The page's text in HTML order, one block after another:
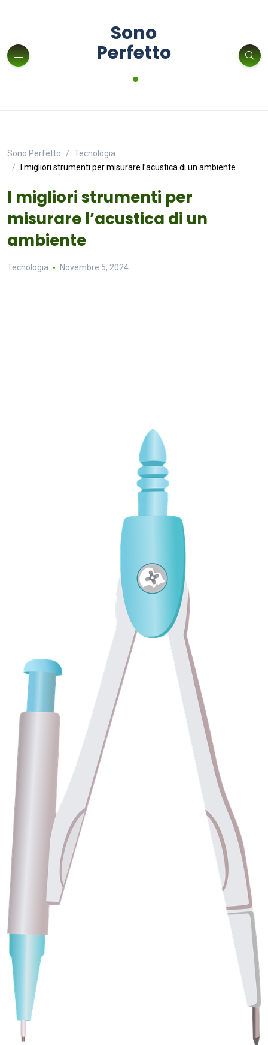
Sono
Perfetto
.
Sono Perfetto
Tecnologia
I migliori strumenti per misurare l’acustica di un ambiente
I migliori strumenti per
misurare l’acustica di un
ambiente
Tecnologia Novembre 5, 2024